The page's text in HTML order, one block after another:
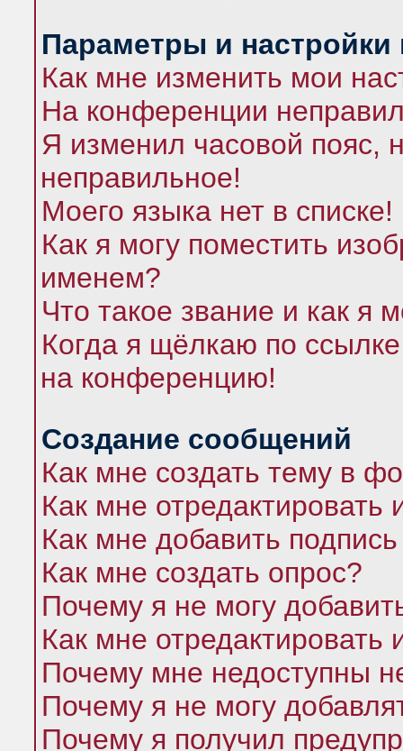
Параметры и настройки
Как мне изменить мои
На конференции
Я изменил часовой пояс,
неправильное!
Моего языка нет в списке!
Как я могу поместить
именем?
Что такое звание и как я
Когда я щёлкаю по
на конференцию!
Создание сообщений
Как мне создать тему в
Как мне
Как мне добавить
Как мне создать опрос?
Почему я не могу
Как мне отредактировать
Почему мне недоступны
Почему я не могу
Почему я получил